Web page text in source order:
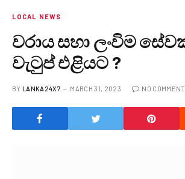
LOCAL NEWS
වරාය සහා ලංවිම
වැටුප් එළියට ?
BY LANKA24X7 MARCH 31, 2023 NO